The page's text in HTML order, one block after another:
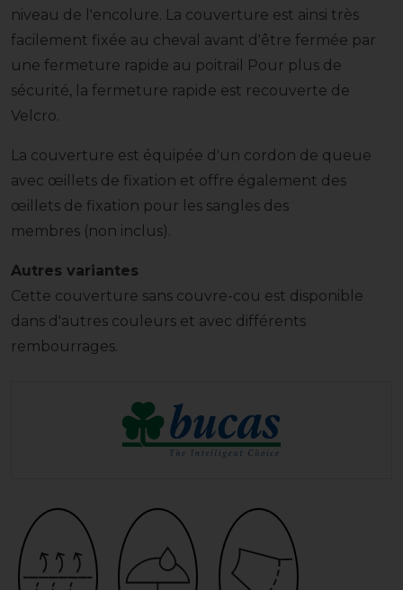
niveau de l'encolure. La couverture est ainsi très
facilement fixée au cheval avant d'être fermée par
une fermeture rapide au poitrail Pour plus de
sécurité, la fermeture rapide est recouverte de
Velcro.
La couverture est équipée d'un cordon de queue
avec œillets de fixation et offre également des
œillets de fixation pour les sangles des
membres (non inclus).
Autres variantes
Cette couverture sans couvre-cou est disponible
dans d'autres couleurs et avec différents
rembourrages.